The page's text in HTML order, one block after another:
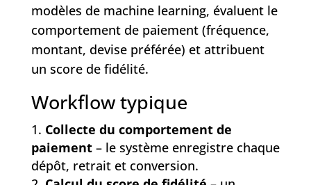
modèles de machine learning, évaluent le
comportement de paiement (fréquence,
montant, devise préférée) et attribuent
un score de fidélité.
Workflow typique
Collecte du comportement de
paiement– le système enregistre chaque
dépôt, retrait et conversion.